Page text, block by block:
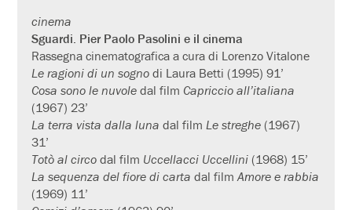
cinema
Sguardi. Pier Paolo Pasolini e il cinema
Rassegna cinematografica a cura di Lorenzo Vitalone
Le ragioni di un sogno di Laura Betti (1995) 91’
Cosa sono le nuvole dal film Capriccio all’italiana
(1967) 23’
La terra vista dalla luna dal film Le streghe (1967)
31’
Totò al circo dal film Uccellacci Uccellini (1968) 15’
La sequenza del fiore di carta dal filmAmore e rabbia
(1969) 11’